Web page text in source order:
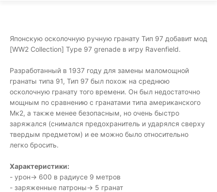
Японскую осколочную ручную гранату Тип 97 добавит мод
[WW2 Collection] Type 97 grenade в игру Ravenfield.
Разработанный в 1937 году для замены маломощной
гранаты типа 91, Тип 97 был похож на среднюю
осколочную гранату того времени. Он был недостаточно
мощным по сравнению с гранатами типа американского
Мк2, а также менее безопасным, но очень быстро
заряжался (снимался предохранитель и ударялся сверху
твердым предметом) и ее можно было относительно
легко бросить.
Характеристики:
- урон-> 600 в радиусе 9 метров
- заряженные патроны-> 5 гранат